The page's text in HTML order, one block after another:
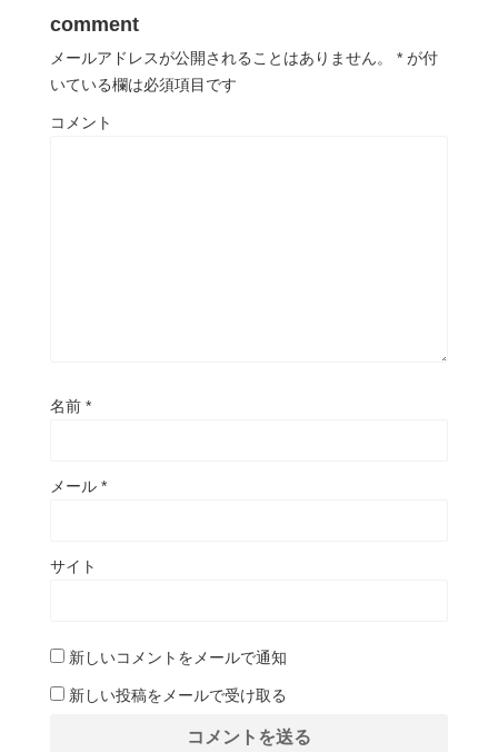
comment
メールアドレスが公開されることはありません。 * が付
いている欄は必須項目です
コメント
名前 *
メール *
サイト
新しいコメントをメールで通知
新しい投稿をメールで受け取る